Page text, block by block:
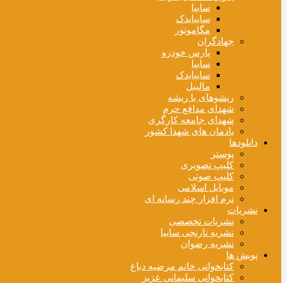
سایپا
سایپایدک
مگاموتور
جهادگران
پارس خودرو
سایپا
سایپایدک
مالیبل
ریشوهای با ریشه
شهدای مدافع حرم
شهدای جامعه کارگری
یادمان های شهدا کشور
دانلودها
پوستر
کلیپ تصویری
کلیپ صوتی
موبایل اسلامی
نرم افزار چند رسانه ای
نشریات
نشریات تخصصی
نشریه نارنجی سایپا
نشریه رضوان
پویش ها
کتابخوانی خانم مرضیه دباغ
کتابخوانی سلیمانی عزیز